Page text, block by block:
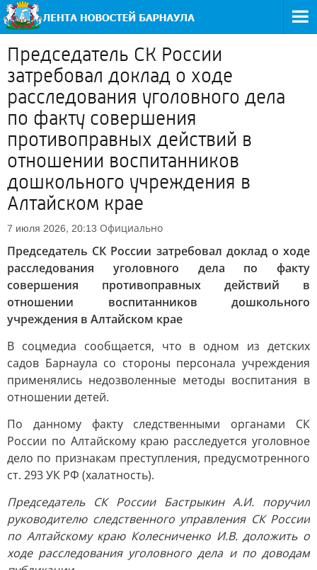
Председатель СК России
затребовал доклад о ходе
расследования уголовного дела
по факту совершения
противоправных действий в
отношении воспитанников
дошкольного учреждения в
Алтайском крае
7 июля 2026, 20:13 Официально
Председатель СК России затребовал доклад о ходе
расследования уголовного дела по факту
совершения противоправных действий в
отношении воспитанников дошкольного
учреждения в Алтайском крае
В соцмедиа сообщается, что в одном из детских
садов Барнаула со стороны персонала учреждения
применялись недозволенные методы воспитания в
отношении детей.
По данному факту следственными органами СК
России по Алтайскому краю расследуется уголовное
дело по признакам преступления, предусмотренного
ст. 293 УК РФ (халатность).
Председатель СК России Бастрыкин А.И. поручил
руководителю следственного управления СК России
по Алтайскому краю Колесниченко И.В. доложить о
ходе расследования уголовного дела и по доводам